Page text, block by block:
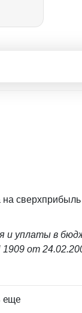
на
и уплаты в
от
еще